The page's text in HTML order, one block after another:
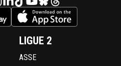
LIGUE 2
ASSE